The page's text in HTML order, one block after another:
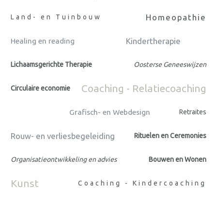
Land- en Tuinbouw Homeopathie
Healing en reading Kindertherapie
Lichaamsgerichte Therapie Oosterse Geneeswijzen
Circulaire economie Coaching - Relatiecoaching
Grafisch- en Webdesign Retraites
Rouw- en verliesbegeleiding Rituelen en Ceremonies
Organisatieontwikkeling en advies Bouwen en Wonen
Kunst Coaching - Kindercoaching